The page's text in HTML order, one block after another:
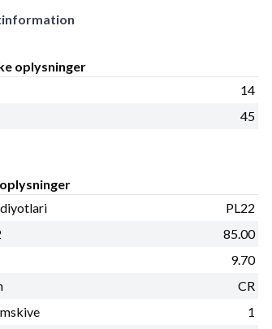
oplysninger
14
45
PL22
85.00
9.70
CR
1